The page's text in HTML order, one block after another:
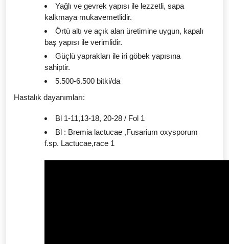
Yağlı ve gevrek yapısı ile lezzetli, sapa
kalkmaya mukavemetlidir.
Örtü altı ve açık alan üretimine uygun, kapalı
baş yapısı ile verimlidir.
Güçlü yaprakları ile iri göbek yapısına
sahiptir.
5.500-6.500 bitki/da
Hastalık dayanımları:
Bl 1-11,13-18, 20-28 / Fol 1
Bl : Bremia lactucae ,Fusarium oxysporum
f.sp. Lactucae,race 1